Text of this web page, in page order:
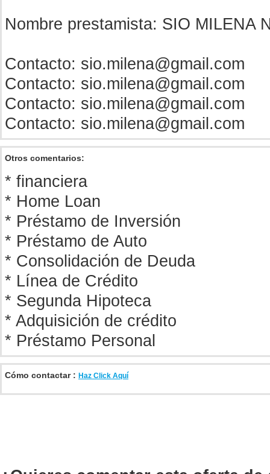
Nombre prestamista: SIO MILENA
Contacto: sio.milena@gmail.com
Contacto: sio.milena@gmail.com
Contacto: sio.milena@gmail.com
Contacto: sio.milena@gmail.com
Otros comentarios:
* financiera
* Home Loan
* Préstamo de Inversión
* Préstamo de Auto
* Consolidación de Deuda
* Línea de Crédito
* Segunda Hipoteca
* Adquisición de crédito
* Préstamo Personal
Cómo contactar : Haz Click Aquí